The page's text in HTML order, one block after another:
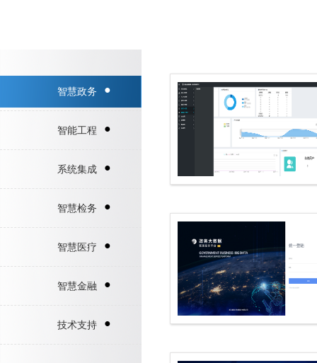
●
智慧政务
●
智能工程
●
系统集成
●
智慧检务
●
智慧医疗
●
智慧金融
●
技术支持